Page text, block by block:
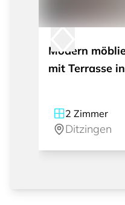
Modern
mit Terrasse
2 Zimmer
Ditzingen